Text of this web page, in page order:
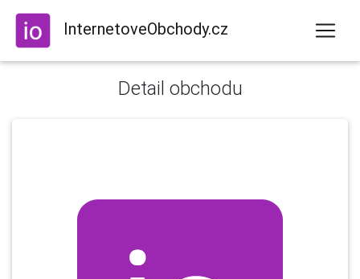
InternetoveObchody.cz
Detail obchodu